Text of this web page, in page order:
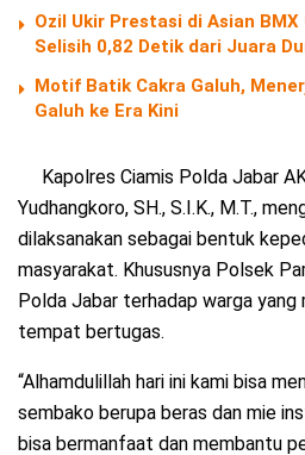
Ozil Ukir Prestasi di Asian
Selisih 0,82 Detik dari Juara
Motif Batik Cakra Galuh,
Galuh ke Era Kini
Kapolres Ciamis Polda Jabar
Yudhangkoro, SH., S.I.K., M.T.,
dilaksanakan sebagai bentuk
masyarakat. Khususnya Polsek
Polda Jabar terhadap warga yang
tempat bertugas.
“Alhamdulillah hari ini kami bisa
sembako berupa beras dan mie
bisa bermanfaat dan membantu